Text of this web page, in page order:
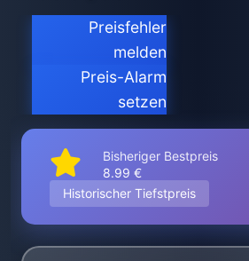
Preisfehler
melden
Preis-Alarm
setzen
Bisheriger Bestpreis
8.99 €
Historischer Tiefstpreis